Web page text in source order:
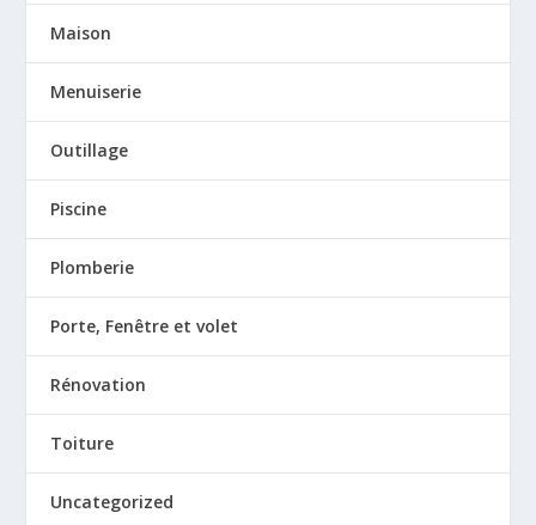
Maison
Menuiserie
Outillage
Piscine
Plomberie
Porte, Fenêtre et volet
Rénovation
Toiture
Uncategorized